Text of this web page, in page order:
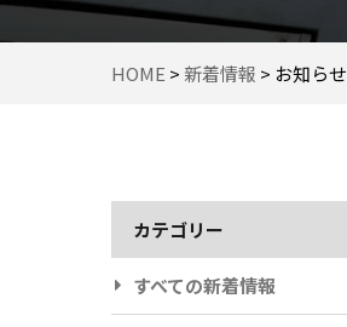
HOME > 新着情報 > お知らせ
カテゴリー
すべての新着情報